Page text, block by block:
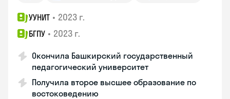
УУНИТ • 2023 г.
БГПУ • 2023 г.
Окончила Башкирский государственный
педагогический университет
Получила второе высшее образование по
востоковедению